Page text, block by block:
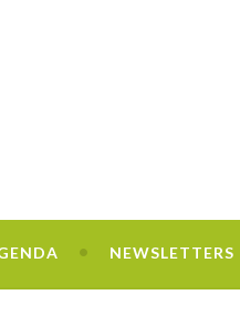
NEWSLETTERS